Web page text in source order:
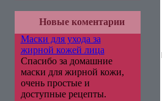
Новые коментарии
Маски для ухода за
жирной кожей лица
Спасибо за домашние
маски для жирной кожи,
очень простые и
доступные рецепты.